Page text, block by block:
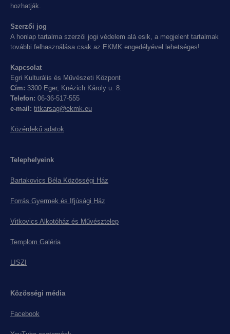
hozhatják.
Szerzői jog
A honlap tartalma szerzői jogi védelem alá esik, a megjelent tartalmak
további felhasználása csak az EKMK engedélyével lehetséges!
Kapcsolat
Egri Kulturális és Művészeti Központ
Cím: 3300 Eger, Knézich Károly u. 8.
Telefon: 06-36-517-555
e-mail: titkarsag@ekmk.eu
Közérdekű adatok
Telephelyeink
Bartakovics Béla Közösségi Ház
Forrás Gyermek és Ifjúsági Ház
Vitkovics Alkotóház és Művésztelep
Templom Galéria
LISZI
Közösségi média
Facebook